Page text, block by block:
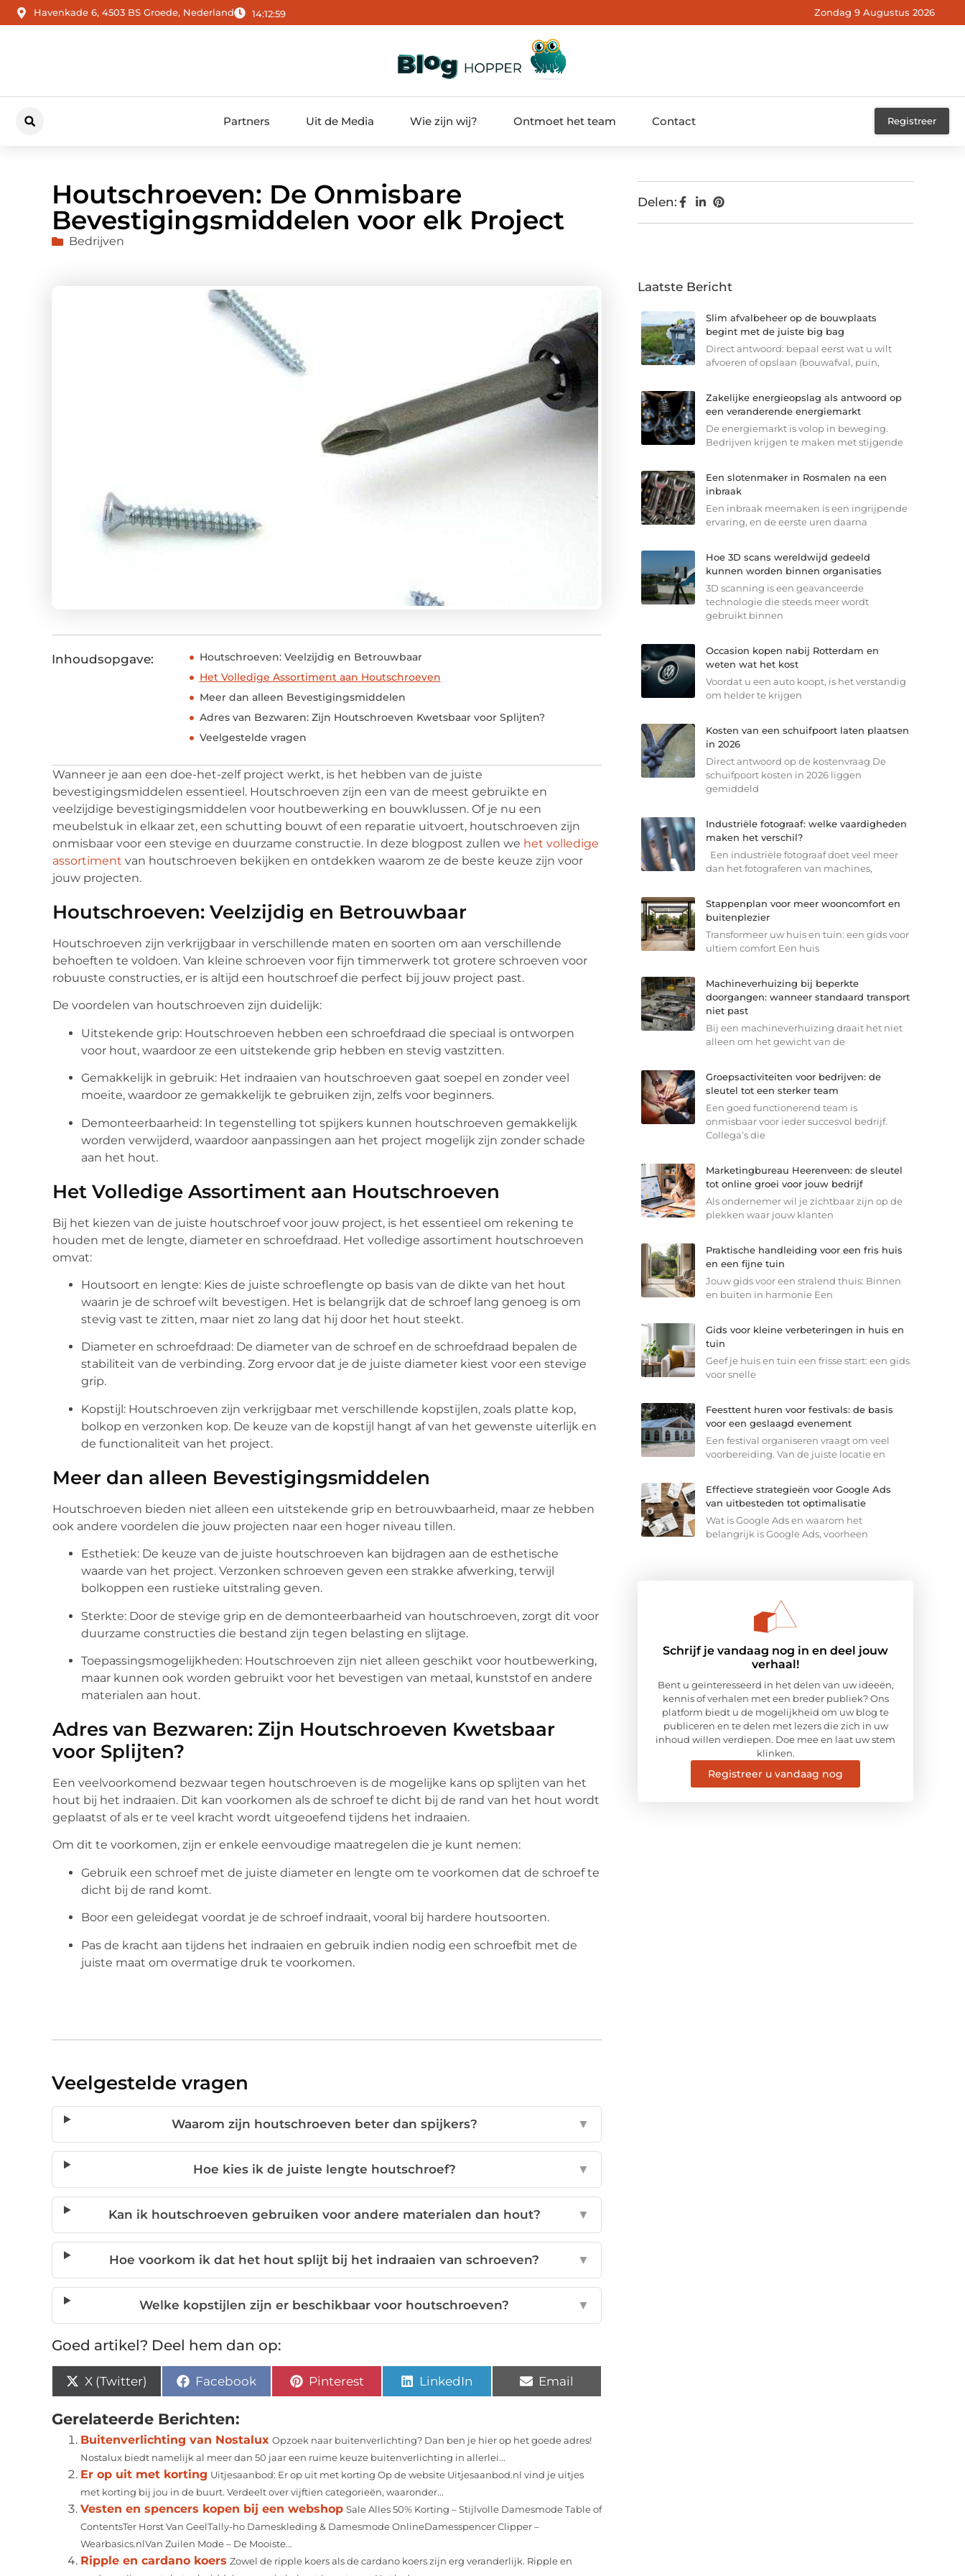
Havenkade 6, 4503 BS Groede, Nederland 14:13:00 Zondag 9 Augustus 2026
Partners Uit de Media Wie zijn wij? Ontmoet het team Contact Registreer
Houtschroeven: De Onmisbare
Bevestigingsmiddelen voor elk Project
Bedrijven
Inhoudsopgave:
Houtschroeven: Veelzijdig en Betrouwbaar
Het Volledige Assortiment aan Houtschroeven
Meer dan alleen Bevestigingsmiddelen
Adres van Bezwaren: Zijn Houtschroeven Kwetsbaar voor Splijten?
Veelgestelde vragen
Wanneer je aan een doe-het-zelf project werkt, is het hebben van de juiste
bevestigingsmiddelen essentieel. Houtschroeven zijn een van de meest gebruikte en
veelzijdige bevestigingsmiddelen voor houtbewerking en bouwklussen. Of je nu een
meubelstuk in elkaar zet, een schutting bouwt of een reparatie uitvoert, houtschroeven zijn
onmisbaar voor een stevige en duurzame constructie. In deze blogpost zullen we het volledige
assortiment van houtschroeven bekijken en ontdekken waarom ze de beste keuze zijn voor
jouw projecten.
Houtschroeven: Veelzijdig en Betrouwbaar
Houtschroeven zijn verkrijgbaar in verschillende maten en soorten om aan verschillende
behoeften te voldoen. Van kleine schroeven voor fijn timmerwerk tot grotere schroeven voor
robuuste constructies, er is altijd een houtschroef die perfect bij jouw project past.
De voordelen van houtschroeven zijn duidelijk:
Uitstekende grip: Houtschroeven hebben een schroefdraad die speciaal is ontworpen
voor hout, waardoor ze een uitstekende grip hebben en stevig vastzitten.
Gemakkelijk in gebruik: Het indraaien van houtschroeven gaat soepel en zonder veel
moeite, waardoor ze gemakkelijk te gebruiken zijn, zelfs voor beginners.
Demonteerbaarheid: In tegenstelling tot spijkers kunnen houtschroeven gemakkelijk
worden verwijderd, waardoor aanpassingen aan het project mogelijk zijn zonder schade
aan het hout.
Het Volledige Assortiment aan Houtschroeven
Bij het kiezen van de juiste houtschroef voor jouw project, is het essentieel om rekening te
houden met de lengte, diameter en schroefdraad. Het volledige assortiment houtschroeven
omvat:
Houtsoort en lengte: Kies de juiste schroeflengte op basis van de dikte van het hout
waarin je de schroef wilt bevestigen. Het is belangrijk dat de schroef lang genoeg is om
stevig vast te zitten, maar niet zo lang dat hij door het hout steekt.
Diameter en schroefdraad: De diameter van de schroef en de schroefdraad bepalen de
stabiliteit van de verbinding. Zorg ervoor dat je de juiste diameter kiest voor een stevige
grip.
Kopstijl: Houtschroeven zijn verkrijgbaar met verschillende kopstijlen, zoals platte kop,
bolkop en verzonken kop. De keuze van de kopstijl hangt af van het gewenste uiterlijk en
de functionaliteit van het project.
Meer dan alleen Bevestigingsmiddelen
Houtschroeven bieden niet alleen een uitstekende grip en betrouwbaarheid, maar ze hebben
ook andere voordelen die jouw projecten naar een hoger niveau tillen.
Esthetiek: De keuze van de juiste houtschroeven kan bijdragen aan de esthetische
waarde van het project. Verzonken schroeven geven een strakke afwerking, terwijl
bolkoppen een rustieke uitstraling geven.
Sterkte: Door de stevige grip en de demonteerbaarheid van houtschroeven, zorgt dit voor
duurzame constructies die bestand zijn tegen belasting en slijtage.
Toepassingsmogelijkheden: Houtschroeven zijn niet alleen geschikt voor houtbewerking,
maar kunnen ook worden gebruikt voor het bevestigen van metaal, kunststof en andere
materialen aan hout.
Adres van Bezwaren: Zijn Houtschroeven Kwetsbaar
voor Splijten?
Een veelvoorkomend bezwaar tegen houtschroeven is de mogelijke kans op splijten van het
hout bij het indraaien. Dit kan voorkomen als de schroef te dicht bij de rand van het hout wordt
geplaatst of als er te veel kracht wordt uitgeoefend tijdens het indraaien.
Om dit te voorkomen, zijn er enkele eenvoudige maatregelen die je kunt nemen:
Gebruik een schroef met de juiste diameter en lengte om te voorkomen dat de schroef te
dicht bij de rand komt.
Boor een geleidegat voordat je de schroef indraait, vooral bij hardere houtsoorten.
Pas de kracht aan tijdens het indraaien en gebruik indien nodig een schroefbit met de
juiste maat om overmatige druk te voorkomen.
Veelgestelde vragen
Waarom zijn houtschroeven beter dan spijkers? ▼
Hoe kies ik de juiste lengte houtschroef? ▼
Kan ik houtschroeven gebruiken voor andere materialen dan hout? ▼
Hoe voorkom ik dat het hout splijt bij het indraaien van schroeven? ▼
Welke kopstijlen zijn er beschikbaar voor houtschroeven? ▼
Goed artikel? Deel hem dan op:
X (Twitter) Facebook Pinterest LinkedIn Email
Gerelateerde Berichten:
Buitenverlichting van Nostalux Opzoek naar buitenverlichting? Dan ben je hier op het goede adres!
Nostalux biedt namelijk al meer dan 50 jaar een ruime keuze buitenverlichting in allerlei...
Er op uit met korting Uitjesaanbod: Er op uit met korting Op de website Uitjesaanbod.nl vind je uitjes
met korting bij jou in de buurt. Verdeelt over vijftien categorieën, waaronder...
Vesten en spencers kopen bij een webshop Sale Alles 50% Korting – Stijlvolle Damesmode Table of
ContentsTer Horst Van GeelTally-ho Dameskleding & Damesmode OnlineDamesspencer Clipper –
Wearbasics.nlVan Zuilen Mode – De Mooiste...
Ripple en cardano koers Zowel de ripple koers als de cardano koers zijn erg veranderlijk. Ripple en
Delen:
Laatste Bericht
Slim afvalbeheer op de bouwplaats
begint met de juiste big bag
Direct antwoord: bepaal eerst wat u wilt
afvoeren of opslaan (bouwafval, puin,
Zakelijke energieopslag als antwoord op
een veranderende energiemarkt
De energiemarkt is volop in beweging.
Bedrijven krijgen te maken met stijgende
Een slotenmaker in Rosmalen na een
inbraak
Een inbraak meemaken is een ingrijpende
ervaring, en de eerste uren daarna
Hoe 3D scans wereldwijd gedeeld
kunnen worden binnen organisaties
3D scanning is een geavanceerde
technologie die steeds meer wordt
gebruikt binnen
Occasion kopen nabij Rotterdam en
weten wat het kost
Voordat u een auto koopt, is het verstandig
om helder te krijgen
Kosten van een schuifpoort laten plaatsen
in 2026
Direct antwoord op de kostenvraag De
schuifpoort kosten in 2026 liggen
gemiddeld
Industriële fotograaf: welke vaardigheden
maken het verschil?
Een industriële fotograaf doet veel meer
dan het fotograferen van machines,
Stappenplan voor meer wooncomfort en
buitenplezier
Transformeer uw huis en tuin: een gids voor
ultiem comfort Een huis
Machineverhuizing bij beperkte
doorgangen: wanneer standaard transport
niet past
Bij een machineverhuizing draait het niet
alleen om het gewicht van de
Groepsactiviteiten voor bedrijven: de
sleutel tot een sterker team
Een goed functionerend team is
onmisbaar voor ieder succesvol bedrijf.
Collega’s die
Marketingbureau Heerenveen: de sleutel
tot online groei voor jouw bedrijf
Als ondernemer wil je zichtbaar zijn op de
plekken waar jouw klanten
Praktische handleiding voor een fris huis
en een fijne tuin
Jouw gids voor een stralend thuis: Binnen
en buiten in harmonie Een
Gids voor kleine verbeteringen in huis en
tuin
Geef je huis en tuin een frisse start: een gids
voor snelle
Feesttent huren voor festivals: de basis
voor een geslaagd evenement
Een festival organiseren vraagt om veel
voorbereiding. Van de juiste locatie en
Effectieve strategieën voor Google Ads
van uitbesteden tot optimalisatie
Wat is Google Ads en waarom het
belangrijk is Google Ads, voorheen
Schrijf je vandaag nog in en deel jouw
verhaal!
Bent u geïnteresseerd in het delen van uw ideeën,
kennis of verhalen met een breder publiek? Ons
platform biedt u de mogelijkheid om uw blog te
publiceren en te delen met lezers die zich in uw
inhoud willen verdiepen. Doe mee en laat uw stem
klinken.
Registreer u vandaag nog